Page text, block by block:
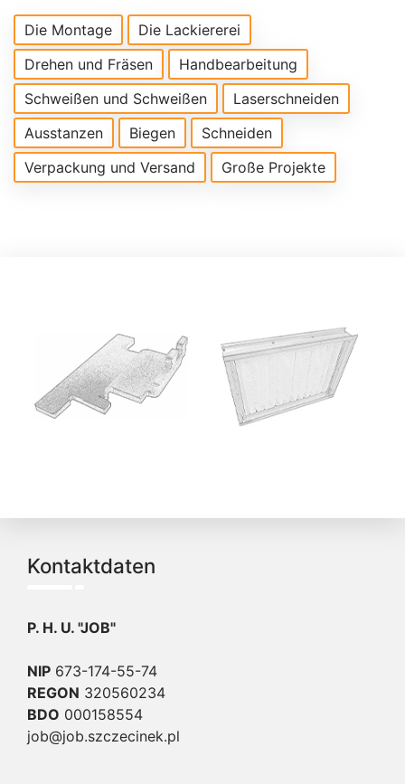
Die Montage
Die Lackiererei
Drehen und Fräsen
Handbearbeitung
Schweißen und Schweißen
Laserschneiden
Ausstanzen
Biegen
Schneiden
Verpackung und Versand
Große Projekte
Kontaktdaten
P. H. U. "JOB"
NIP 673-174-55-74
REGON 320560234
BDO 000158554
job@job.szczecinek.pl